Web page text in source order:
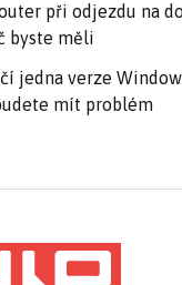
při odjezdu na
byste měli
jedna verze
mít problém